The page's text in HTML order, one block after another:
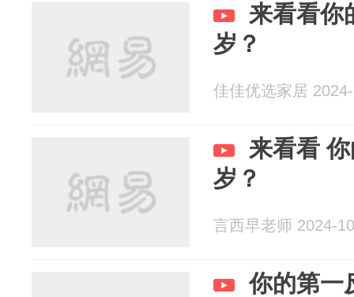
来看看你
岁？
佳佳优选家居
来看看
岁？
言西早老师 2024-
你的第一